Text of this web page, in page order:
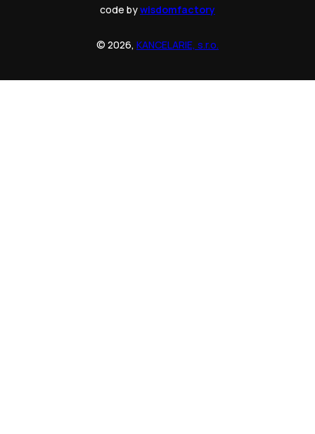
code bywisdomfactory
© 2026, KANCELARIE, s.r.o.